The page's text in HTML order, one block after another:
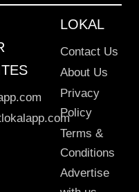
LOKAL
Contact Us
About Us
Privacy
Policy
Terms &
Conditions
Advertise